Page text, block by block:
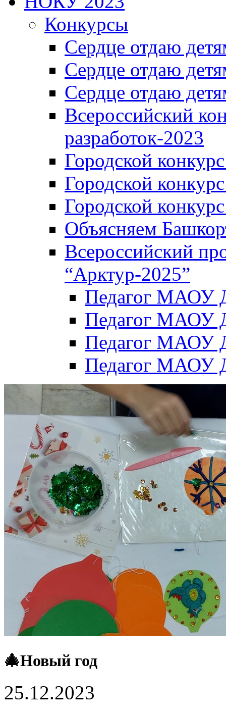
Конкурсы
Сердце отдаю
Сердце отдаю
Сердце отдаю
Всероссийский
разработок-2023
Городской
Городской
Городской
Объясняем
Всероссийский
“Арктур-2025”
Педагог МАОУ
Педагог МАОУ
Педагог МАОУ
Педагог МАОУ
🎄Новый год
25.12.2023